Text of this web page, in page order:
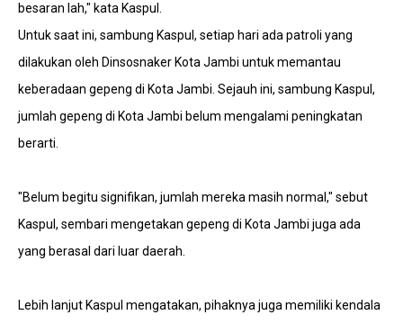
besaran lah," kata Kaspul.
Untuk saat ini, sambung Kaspul, setiap hari ada patroli yang
dilakukan oleh Dinsosnaker Kota Jambi untuk memantau
keberadaan gepeng di Kota Jambi. Sejauh ini, sambung Kaspul,
jumlah gepeng di Kota Jambi belum mengalami peningkatan
berarti.
"Belum begitu signifikan, jumlah mereka masih normal," sebut
Kaspul, sembari mengetakan gepeng di Kota Jambi juga ada
yang berasal dari luar daerah.
Lebih lanjut Kaspul mengatakan, pihaknya juga memiliki kendala